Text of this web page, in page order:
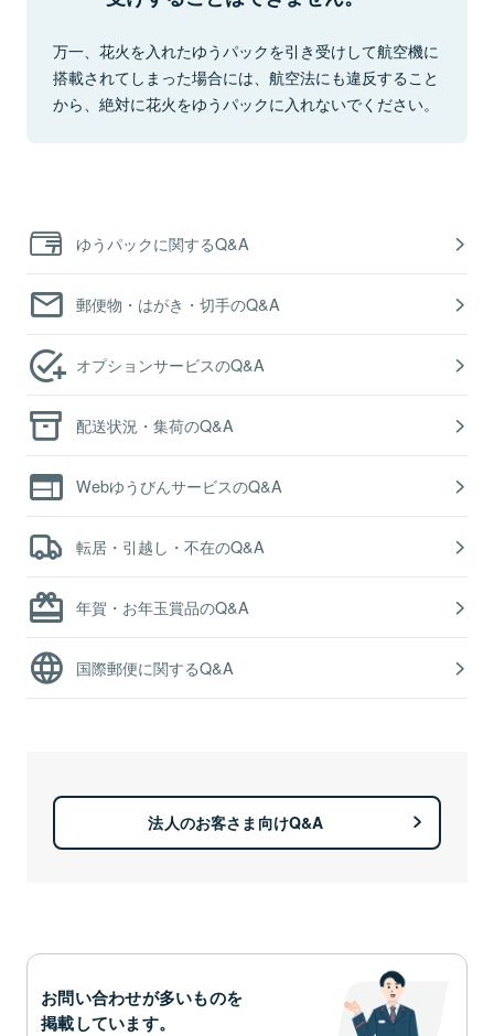
万一、花火を入れたゆうパックを引き受けして航空機に
搭載されてしまった場合には、航空法にも違反すること
から、絶対に花火をゆうパックに入れないでください。
ゆうパックに関するQ&A
郵便物・はがき・切手のQ&A
オプションサービスのQ&A
配送状況・集荷のQ&A
WebゆうびんサービスのQ&A
転居・引越し・不在のQ&A
年賀・お年玉賞品のQ&A
国際郵便に関するQ&A
法人のお客さま向けQ&A
お問い合わせが多いものを
掲載しています。